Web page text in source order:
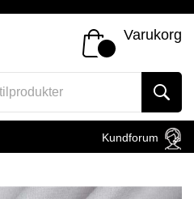
Varukorg
Kundforum